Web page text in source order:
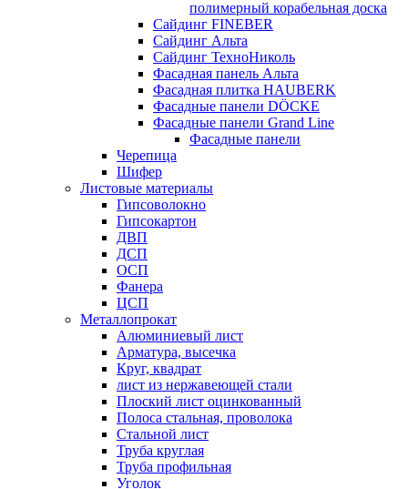
полимерный корабельная доска
Сайдинг FINEBER
Сайдинг Альта
Сайдинг ТехноНиколь
Фасадная панель Альта
Фасадная плитка HAUBERK
Фасадные панели DÖCKE
Фасадные панели Grand Line
Фасадные панели
Черепица
Шифер
Листовые материалы
Гипсоволокно
Гипсокартон
ДВП
ДСП
ОСП
Фанера
ЦСП
Металлопрокат
Алюминиевый лист
Арматура, высечка
Круг, квадрат
лист из нержавеющей стали
Плоский лист оцинкованный
Полоса стальная, проволока
Стальной лист
Труба круглая
Труба профильная
Уголок